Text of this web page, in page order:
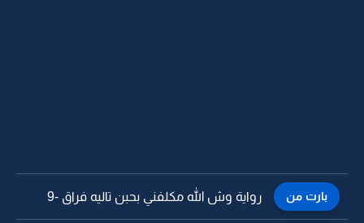
بارت من رواية وش الله مكلفني بحبن تاليه فراق -8